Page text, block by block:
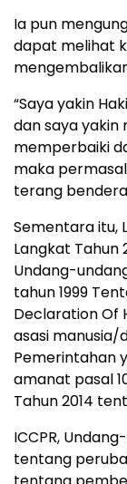
Ia pun
dapat melihat
“Saya yakin
dan saya yakin
memperbaiki
maka
terang
Sementara itu,
Langkat Tahun
Undang-
tahun 1999
Declaration Of
asasi manusia/
Pemerintahan
amanat pasal
Tahun 2014
ICCPR,
tentang